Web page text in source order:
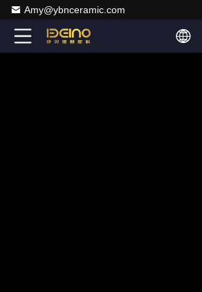
Amy@ybnceramic.com